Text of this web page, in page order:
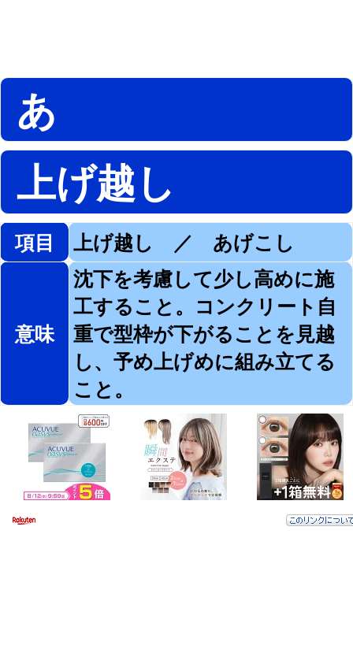
あ
上げ越し
項目 上げ越し ／ あげこし
意味
沈下を考慮して少し高めに施
工すること。コンクリート自
重で型枠が下がることを見越
し、予め上げめに組み立てる
こと。